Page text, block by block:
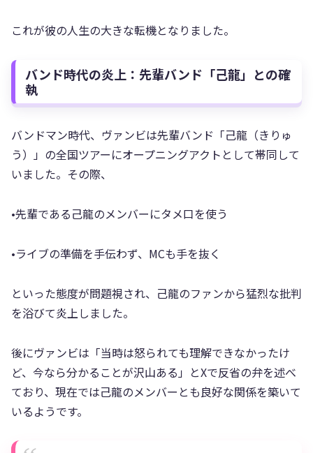
これが彼の人生の大きな転機となりました。
バンド時代の炎上：先輩バンド「己龍」との確
執
バンドマン時代、ヴァンビは先輩バンド「己龍（きりゅ
う）」の全国ツアーにオープニングアクトとして帯同して
いました。その際、
•先輩である己龍のメンバーにタメ口を使う
•ライブの準備を手伝わず、MCも手を抜く
といった態度が問題視され、己龍のファンから猛烈な批判
を浴びて炎上しました。
後にヴァンビは「当時は怒られても理解できなかったけ
ど、今なら分かることが沢山ある」とXで反省の弁を述べ
ており、現在では己龍のメンバーとも良好な関係を築いて
いるようです。